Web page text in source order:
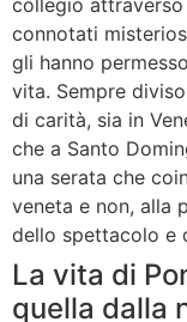
connotati
gli hanno
vita. Sempre
di carità, sia in
che a Santo
una serata che
veneta e non, alla
dello spettacolo e
La vita di
quella dalla